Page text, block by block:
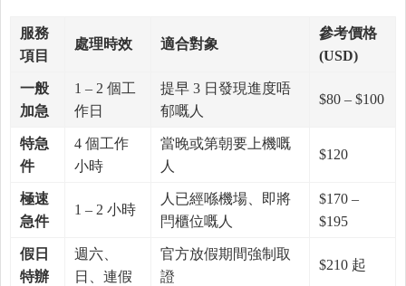
服務
項目
處理時效 適合對象
參考價格
(USD)
一般
加急
1 – 2 個工
作日
提早 3 日發現進度唔
郁嘅人
$80 – $100
特急
件
4 個工作
小時
當晚或第朝要上機嘅
人
$120
極速
急件
1 – 2 小時
人已經喺機場、即將
閂櫃位嘅人
$170 –
$195
假日
特辦
週六、
日、連假
官方放假期間強制取
證
$210 起